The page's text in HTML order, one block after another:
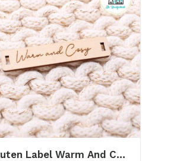
Houten Label Warm And Cosy